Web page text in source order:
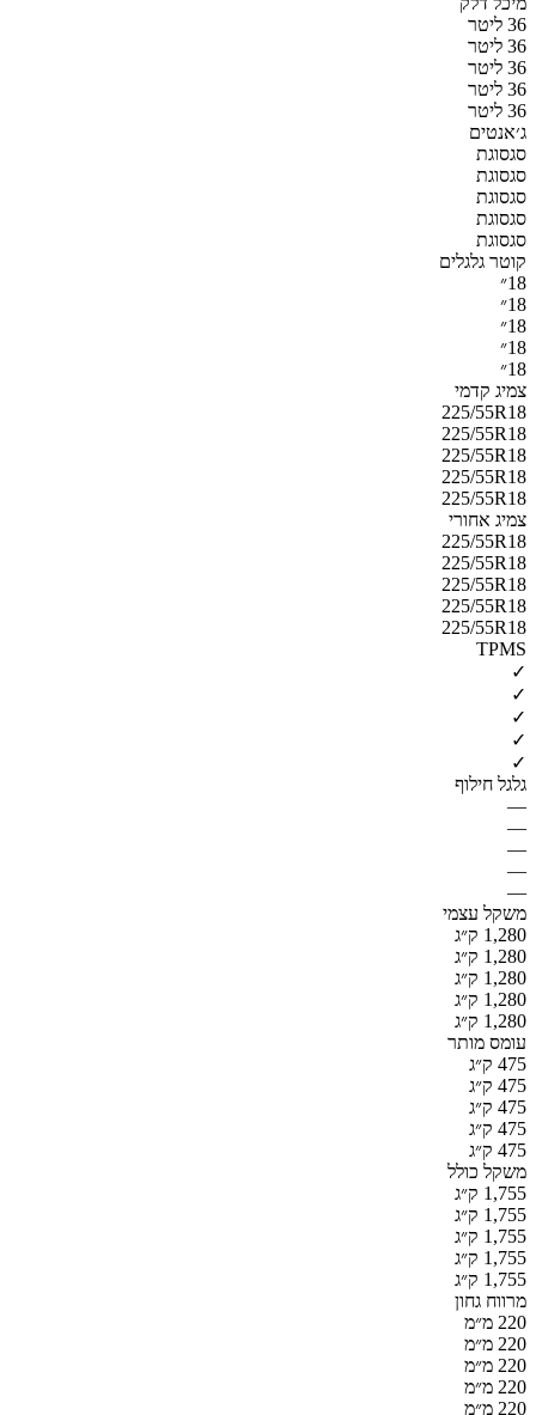
36 ליטר
36 ליטר
36 ליטר
36 ליטר
36 ליטר
ג׳אנטים
סגסוגת
סגסוגת
סגסוגת
סגסוגת
סגסוגת
קוטר גלגלים
18״
18״
18״
18״
18״
צמיג קדמי
225/55R18
225/55R18
225/55R18
225/55R18
225/55R18
צמיג אחורי
225/55R18
225/55R18
225/55R18
225/55R18
225/55R18
TPMS
✓
✓
✓
✓
✓
גלגל חילוף
—
—
—
—
—
משקל עצמי
1,280 ק״ג
1,280 ק״ג
1,280 ק״ג
1,280 ק״ג
1,280 ק״ג
עומס מותר
475 ק״ג
475 ק״ג
475 ק״ג
475 ק״ג
475 ק״ג
משקל כולל
1,755 ק״ג
1,755 ק״ג
1,755 ק״ג
1,755 ק״ג
1,755 ק״ג
מרווח גחון
220 מ״מ
220 מ״מ
220 מ״מ
220 מ״מ
220 מ״מ